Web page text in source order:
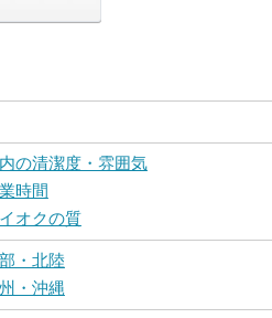
の清潔度・雰囲気
時間
オクの質
・北陸
・沖縄